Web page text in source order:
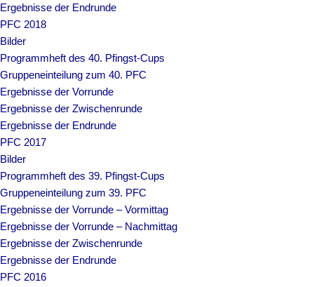
Ergebnisse der Endrunde
PFC 2018
Bilder
Programmheft des 40. Pfingst-Cups
Gruppeneinteilung zum 40. PFC
Ergebnisse der Vorrunde
Ergebnisse der Zwischenrunde
Ergebnisse der Endrunde
PFC 2017
Bilder
Programmheft des 39. Pfingst-Cups
Gruppeneinteilung zum 39. PFC
Ergebnisse der Vorrunde – Vormittag
Ergebnisse der Vorrunde – Nachmittag
Ergebnisse der Zwischenrunde
Ergebnisse der Endrunde
PFC 2016